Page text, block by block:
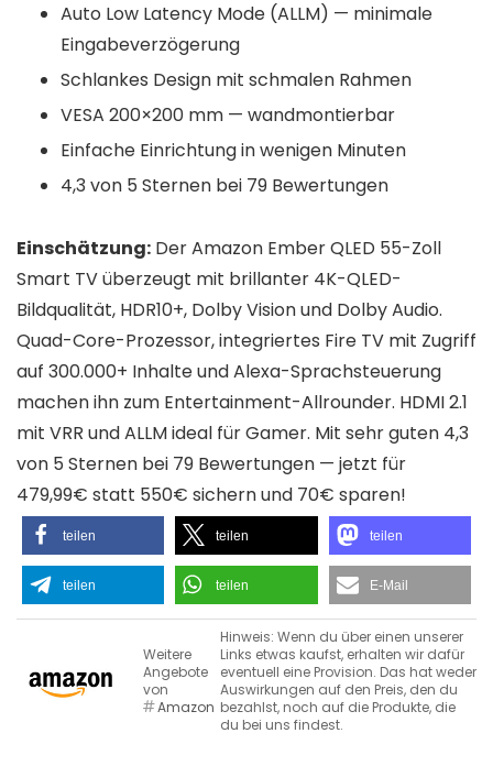
Auto Low Latency Mode (ALLM) — minimale
Eingabeverzögerung
Schlankes Design mit schmalen Rahmen
VESA 200×200 mm — wandmontierbar
Einfache Einrichtung in wenigen Minuten
4,3 von 5 Sternen bei 79 Bewertungen
Einschätzung: Der Amazon Ember QLED 55-Zoll
Smart TV überzeugt mit brillanter 4K-QLED-
Bildqualität, HDR10+, Dolby Vision und Dolby Audio.
Quad-Core-Prozessor, integriertes Fire TV mit Zugriff
auf 300.000+ Inhalte und Alexa-Sprachsteuerung
machen ihn zum Entertainment-Allrounder. HDMI 2.1
mit VRR und ALLM ideal für Gamer. Mit sehr guten 4,3
von 5 Sternen bei 79 Bewertungen — jetzt für
479,99€ statt 550€ sichern und 70€ sparen!
teilen teilen teilen
teilen teilen E-Mail
Weitere
Angebote
von
Amazon
Hinweis: Wenn du über einen unserer
Links etwas kaufst, erhalten wir dafür
eventuell eine Provision. Das hat weder
Auswirkungen auf den Preis, den du
bezahlst, noch auf die Produkte, die
du bei uns findest.